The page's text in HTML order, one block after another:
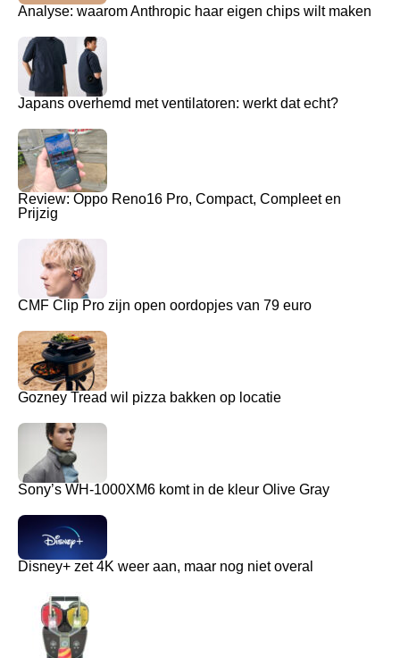
Analyse: waarom Anthropic haar eigen chips wilt maken
Japans overhemd met ventilatoren: werkt dat echt?
Review: Oppo Reno16 Pro, Compact, Compleet en
Prijzig
CMF Clip Pro zijn open oordopjes van 79 euro
Gozney Tread wil pizza bakken op locatie
Sony’s WH-1000XM6 komt in de kleur Olive Gray
Disney+ zet 4K weer aan, maar nog niet overal